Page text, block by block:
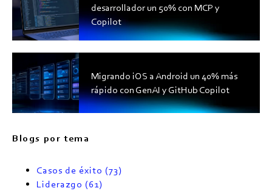
desarrollador un 50% con MCP y
Copilot
Migrando iOS a Android un 40% más
rápido con GenAI y GitHub Copilot
Blogs por tema
Casos de éxito (73)
Liderazgo (61)